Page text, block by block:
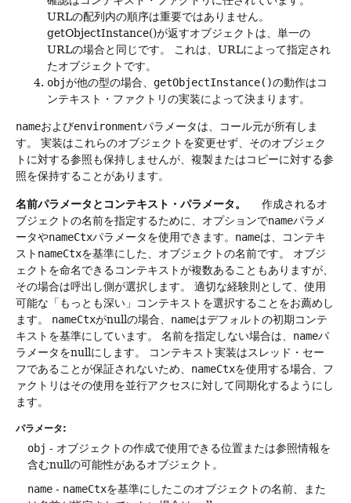
URLの配列内の順序は重要ではありません。
getObjectInstance()が返すオブジェクトは、単一の
URLの場合と同じです。
これは、URLによって指定され
たオブジェクトです。
objが他の型の場合、 getObjectInstance()の動作はコ
ンテキスト・ファクトリの実装によって決まります。
nameおよびenvironmentパラメータは、コール元が所有しま
す。
実装はこれらのオブジェクトを変更せず、そのオブジェク
トに対する参照も保持しませんが、複製またはコピーに対する参
照を保持することがあります。
名前パラメータとコンテキスト・パラメータ。
作成されるオ
ブジェクトの名前を指定するために、オプションでnameパラメ
ータやnameCtxパラメータを使用できます。 nameは、コンテキ
スト nameCtxを基準にした、オブジェクトの名前です。
オブジ
ェクトを命名できるコンテキストが複数あることもありますが、
その場合は呼出し側が選択します。
適切な経験則として、使用
可能な「もっとも深い」コンテキストを選択することをお薦めし
ます。
nameCtxがnullの場合、 nameはデフォルトの初期コンテ
キストを基準にしています。
名前を指定しない場合は、 nameパ
ラメータをnullにします。
コンテキスト実装はスレッド・セー
フであることが保証されないため、 nameCtxを使用する場合、フ
ァクトリはその使用を並行アクセスに対して同期化するようにし
ます。
パラメータ:
obj - オブジェクトの作成で使用できる位置または参照情報を
含むnullの可能性があるオブジェクト。
name - nameCtxを基準にしたこのオブジェクトの名前、また